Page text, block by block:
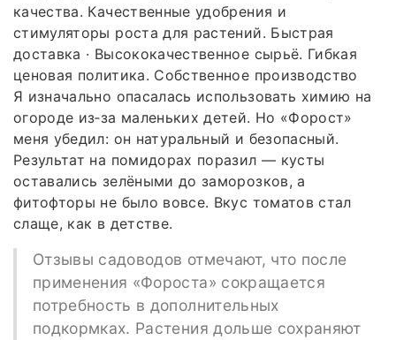
качества. Качественные удобрения и
стимуляторы роста для растений. Быстрая
доставка · Высококачественное сырьё. Гибкая
ценовая политика. Собственное производство
Я изначально опасалась использовать химию на
огороде из‑за маленьких детей. Но «Форост»
меня убедил: он натуральный и безопасный.
Результат на помидорах поразил — кусты
оставались зелёными до заморозков, а
фитофторы не было вовсе. Вкус томатов стал
слаще, как в детстве.
Отзывы садоводов отмечают, что после
применения «Фороста» сокращается
потребность в дополнительных
подкормках. Растения дольше сохраняют